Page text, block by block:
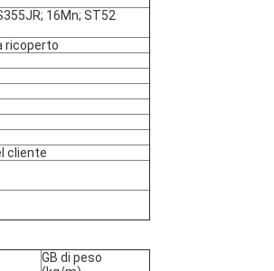
16Mn; ST52
ricoperto
cliente
GB di peso